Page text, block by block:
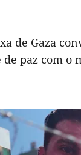
de Gaza
paz com